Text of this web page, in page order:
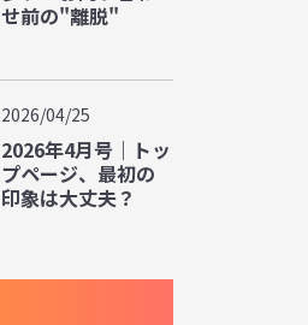
せ前の"離脱"
2026/04/25
2026年4月号｜トッ
プページ、最初の
印象は大丈夫？